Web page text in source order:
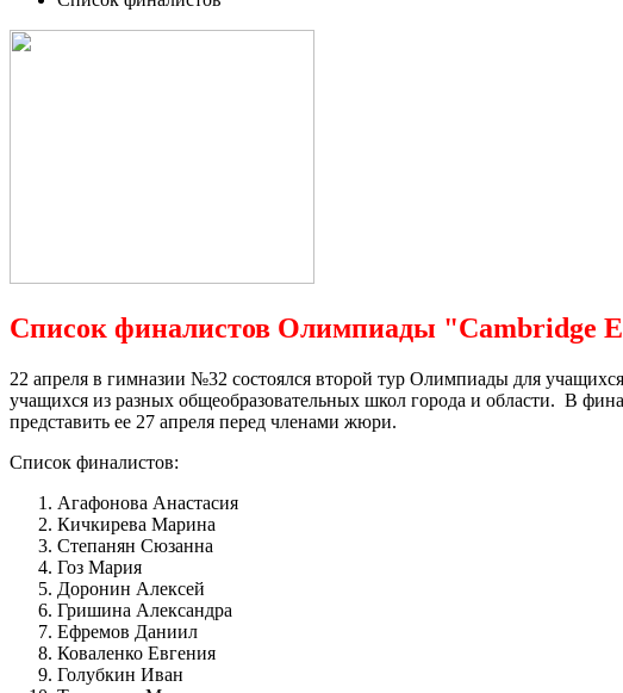
Список финалистов Олимпиады "Cambridge
22 апреля в гимназии №32 состоялся второй тур Олимпиады для
учащихся из разных общеобразовательных школ города и области. В
представить ее 27 апреля перед членами жюри.
Список финалистов:
Агафонова Анастасия
Кичкирева Марина
Степанян Сюзанна
Гоз Мария
Доронин Алексей
Гришина Александра
Ефремов Даниил
Коваленко Евгения
Голубкин Иван